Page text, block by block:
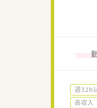
週32h
高収入